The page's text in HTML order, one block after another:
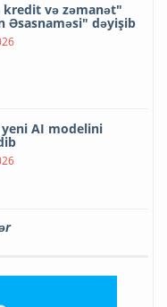
və zəmanət"
Əsasnaməsi" dəyişib
yeni AI modelini